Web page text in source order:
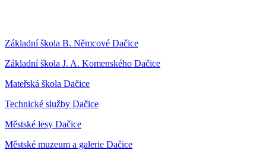
Základní škola B. Němcové Dačice
Základní škola J. A. Komenského Dačice
Mateřská škola Dačice
Technické služby Dačice
Městské lesy Dačice
Městské muzeum a galerie Dačice